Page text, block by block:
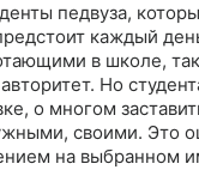
педвуза,
каждый
в школе,
Но
о многом
своими.
на выбранном